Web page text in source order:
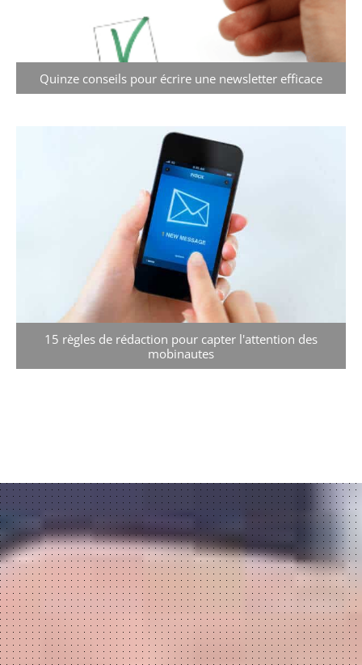
Quinze conseils pour écrire une newsletter efficace
15 règles de rédaction pour capter l'attention des
mobinautes